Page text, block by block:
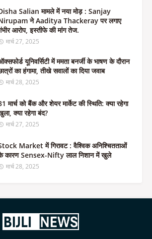
Salian मामले में नया मोड़ : Sanjay
ने Aaditya Thackeray पर लगाए
आरोप, इस्तीफे की मांग तेज.
मार्च 27, 2025
यूनिवर्सिटी में ममता बनर्जी के भाषण के दौरान
का हंगामा, तीखे सवालों का दिया जवाब
मार्च 28, 2025
मार्च को बैंक और शेयर मार्केट की स्थिति: क्या रहेगा
क्या रहेगा बंद?
मार्च 27, 2025
Market में गिरावट : वैश्विक अनिश्चितताओं
कारण Sensex-Nifty लाल निशान में खुले
मार्च 28, 2025